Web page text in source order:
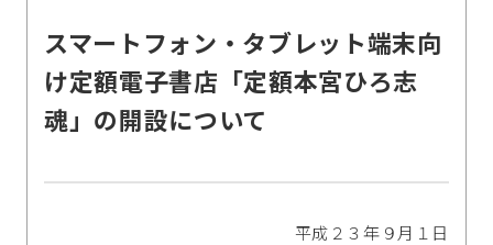
スマートフォン・タブレット端末向
け定額電子書店「定額本宮ひろ志
魂」の開設について
平成２３年９月１日